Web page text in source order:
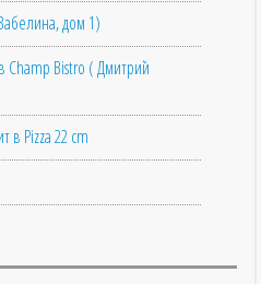
дом 1)
Champ Bistro ( Дмитрий
в Pizza 22 cm